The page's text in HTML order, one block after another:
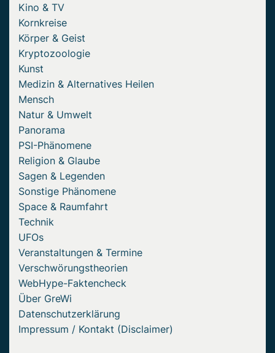
Kino & TV
Kornkreise
Körper & Geist
Kryptozoologie
Kunst
Medizin & Alternatives Heilen
Mensch
Natur & Umwelt
Panorama
PSI-Phänomene
Religion & Glaube
Sagen & Legenden
Sonstige Phänomene
Space & Raumfahrt
Technik
UFOs
Veranstaltungen & Termine
Verschwörungstheorien
WebHype-Faktencheck
Über GreWi
Datenschutzerklärung
Impressum / Kontakt (Disclaimer)